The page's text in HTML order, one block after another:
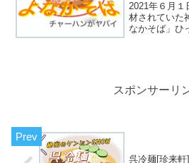
2021年６月１
材されていた
なかそば」ひ
ーもたくさん
スポンサーリ
呉冷麺[珍来